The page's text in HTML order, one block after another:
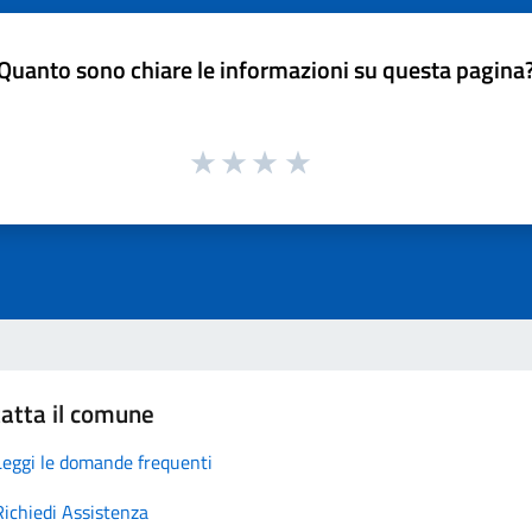
sono chiare le informazioni su questa
il comune
le domande frequenti
Assistenza